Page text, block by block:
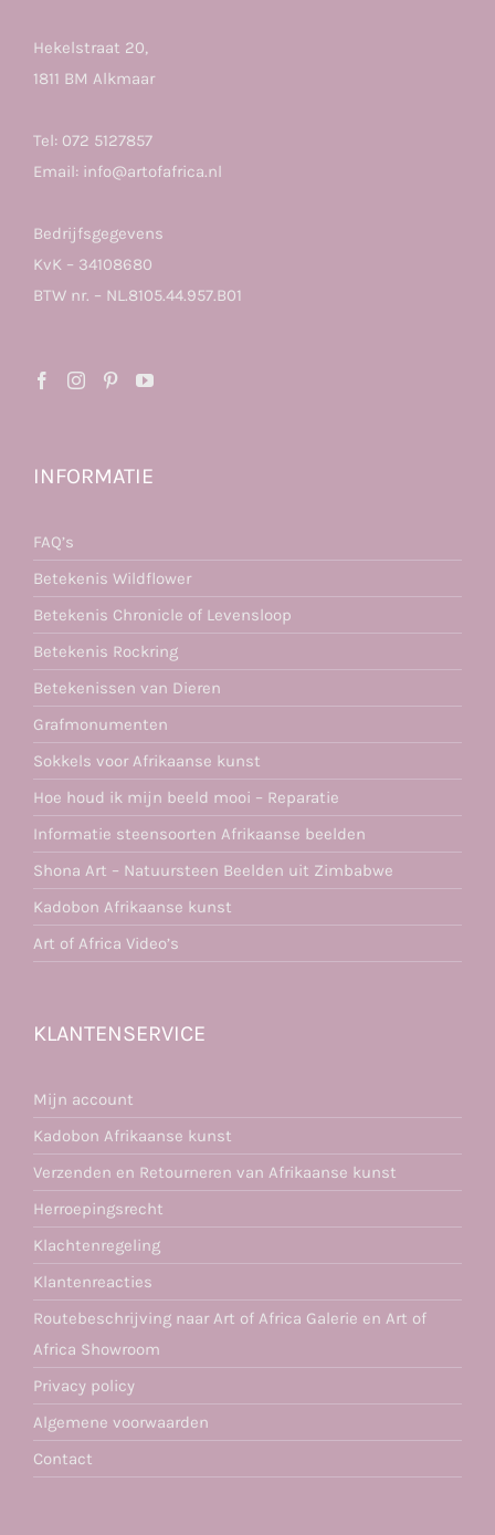
Hekelstraat 20,
1811 BM Alkmaar
Tel: 072 5127857
Email: info@artofafrica.nl
Bedrijfsgegevens
KvK – 34108680
BTW nr. – NL.8105.44.957.B01
INFORMATIE
FAQ’s
Betekenis Wildflower
Betekenis Chronicle of Levensloop
Betekenis Rockring
Betekenissen van Dieren
Grafmonumenten
Sokkels voor Afrikaanse kunst
Hoe houd ik mijn beeld mooi – Reparatie
Informatie steensoorten Afrikaanse beelden
Shona Art – Natuursteen Beelden uit Zimbabwe
Kadobon Afrikaanse kunst
Art of Africa Video’s
KLANTENSERVICE
Mijn account
Kadobon Afrikaanse kunst
Verzenden en Retourneren van Afrikaanse kunst
Herroepingsrecht
Klachtenregeling
Klantenreacties
Routebeschrijving naar Art of Africa Galerie en Art of
Africa Showroom
Privacy policy
Algemene voorwaarden
Contact